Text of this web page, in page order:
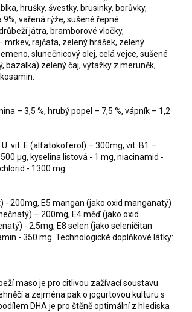
hrušky, švestky, brusinky, borůvky,
vařená rýže, sušené řepné
játra, bramborové vločky,
rajčata, zelený hrášek, zelený
slunečnicový olej, celá vejce, sušené
bazalka) zelený čaj, výtažky z meruněk,
– 3,5 %, hrubý popel – 7,5 %, vápník – 1,2
vit. E (alfatokoferol) – 300mg, vit. B1 –
µg, kyselina listová - 1 mg, niacinamid -
- 1300 mg.
200mg, E5 mangan (jako oxid manganatý)
– 200mg, E4 měď (jako oxid
- 2,5mg, E8 selen (jako seleničitan
- 350 mg. Technologické doplňkové látky:
maso je pro citlivou zažívací soustavu
a zejména pak o jogurtovou kulturu s
DHA je pro štěně optimální z hlediska